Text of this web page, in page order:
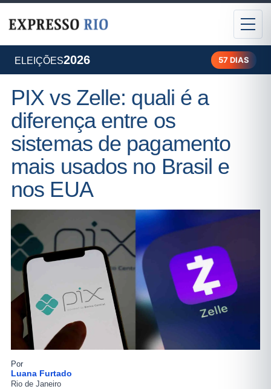
ELEIÇÕES2026 57 DIAS
PIX vs Zelle: quali é a
diferença entre os
sistemas de pagamento
mais usados no Brasil e
nos EUA
Por
Luana Furtado
Rio de Janeiro